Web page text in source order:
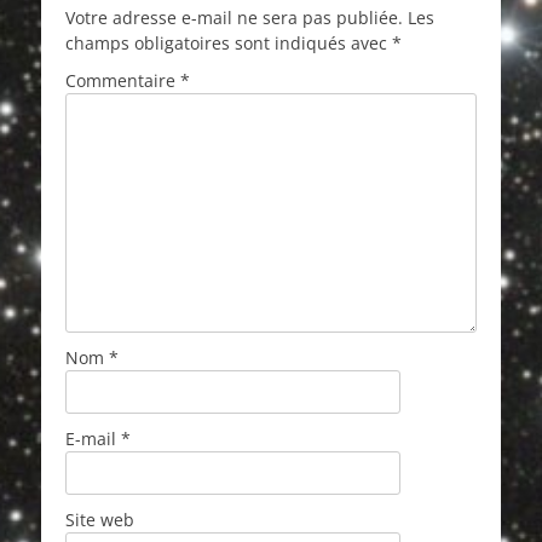
Votre adresse e-mail ne sera pas publiée. Les
champs obligatoires sont indiqués avec *
Commentaire *
Nom *
E-mail *
Site web